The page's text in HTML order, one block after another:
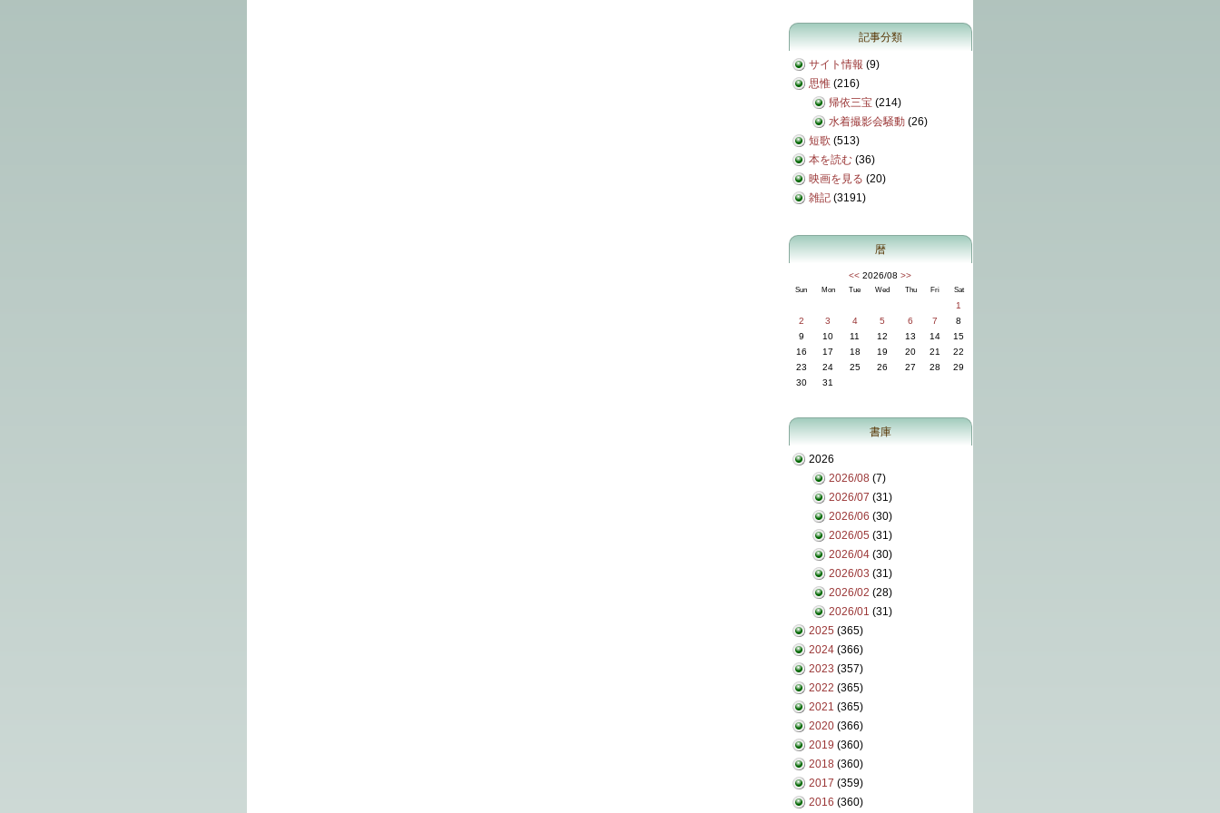
記事分類
サイト情報 (9)
思惟 (216)
帰依三宝 (214)
水着撮影会騒動 (26)
短歌 (513)
本を読む (36)
映画を見る (20)
雑記 (3191)
暦
<< 2026/08 >>
Sun Mon Tue Wed Thu Fri Sat
1
2
3 4 5 6 7
8
9
10 11 12 13 14
15
16
17 18 19 20 21
22
23
24 25 26 27 28
29
30
31
書庫
2026
2026/08 (7)
2026/07 (31)
2026/06 (30)
2026/05 (31)
2026/04 (30)
2026/03 (31)
2026/02 (28)
2026/01 (31)
2025 (365)
2024 (366)
2023 (357)
2022 (365)
2021 (365)
2020 (366)
2019 (360)
2018 (360)
2017 (359)
2016 (360)